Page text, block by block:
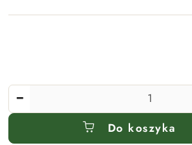
Ilość
Do koszyka